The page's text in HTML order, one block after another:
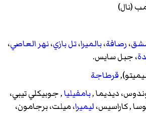
(نال)
،رصافة،بالميرا،تل بازي،نهر العاصي،
،جبل سايس.
),قرطاجة
،ديديما,بامفيليا,جوبيكلي تيبي،
,كاراسيس،ليميرا،ميلت،برجامون،